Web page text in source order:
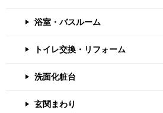
浴室・バスルーム
トイレ交換・リフォーム
洗面化粧台
玄関まわり